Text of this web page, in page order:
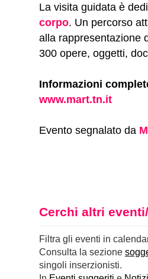
La visita guidata è
corpo. Un percorso
alla rappresentazione
300 opere, oggetti,
Informazioni
www.mart.tn.it
Evento segnalato da
Cerchi altri
Filtra gli eventi in
Consulta la sezione
singoli inserzionisti.